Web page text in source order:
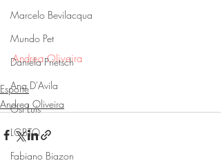
Marcelo Bevilacqua
Mundo Pet
Daniela Prietsch
Ana D'Avila
Osi Luís
LGBTQ
Fabiano Biazon
Andrea Oliveira
Esporte
Andrea Oliveira